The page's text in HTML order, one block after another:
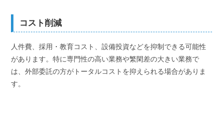
コスト削減
人件費、採用・教育コスト、設備投資などを抑制できる可能性
があります。特に専門性の高い業務や繁閑差の大きい業務で
は、外部委託の方がトータルコストを抑えられる場合がありま
す。